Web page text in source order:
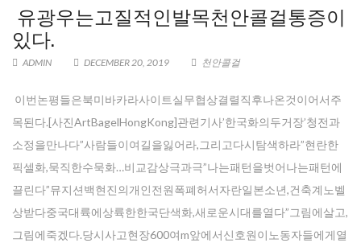
유광우는고질적인발목천안콜걸통증이
있다.
ADMIN DECEMBER 20, 2019 천안콜걸
이번논평들은북미바카라사이트실무협상결렬직후나온것이어서주
목된다.[사진ArtBagelHongKong]관련기사’한국화의두거장’청전과
소정을만나다”사람들이여길을잃어라,그리고다시탐색하라”현란한
픽셀화,묵직한수묵화…비교감상극과극”나는패턴을벗어나는패턴에
끌린다”뮤지션백현진의개인전원폭폐허서자란일본소년,건축계노벨
상받다중국대륙에상륙한한국단색화,새로운시대를열다”그림에살고,
그림에죽겠다.당시사고현장600여m앞에서신호원이노동자들에게열